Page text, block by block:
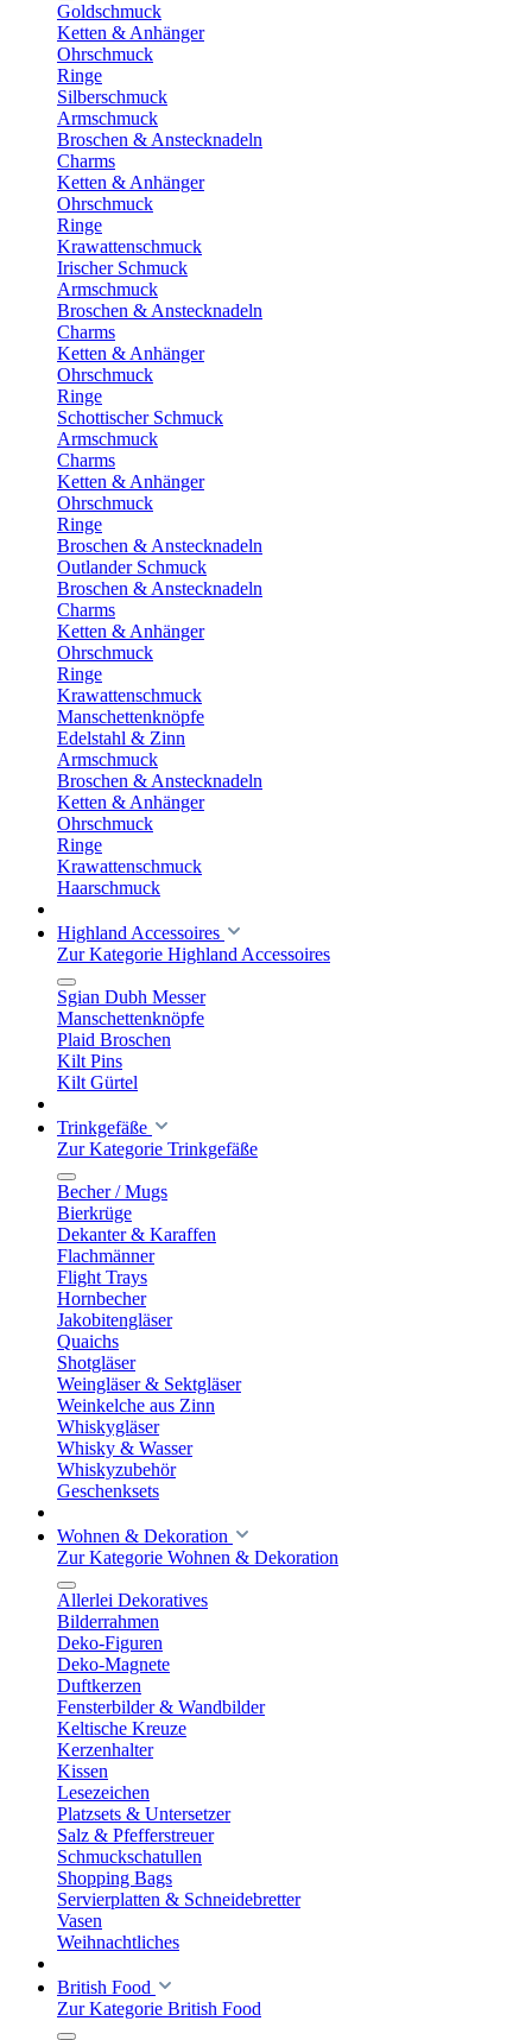
Goldschmuck
Ketten & Anhänger
Ohrschmuck
Ringe
Silberschmuck
Armschmuck
Broschen & Anstecknadeln
Charms
Ketten & Anhänger
Ohrschmuck
Ringe
Krawattenschmuck
Irischer Schmuck
Armschmuck
Broschen & Anstecknadeln
Charms
Ketten & Anhänger
Ohrschmuck
Ringe
Schottischer Schmuck
Armschmuck
Charms
Ketten & Anhänger
Ohrschmuck
Ringe
Broschen & Anstecknadeln
Outlander Schmuck
Broschen & Anstecknadeln
Charms
Ketten & Anhänger
Ohrschmuck
Ringe
Krawattenschmuck
Manschettenknöpfe
Edelstahl & Zinn
Armschmuck
Broschen & Anstecknadeln
Ketten & Anhänger
Ohrschmuck
Ringe
Krawattenschmuck
Haarschmuck
Highland Accessoires
Zur Kategorie Highland Accessoires
Sgian Dubh Messer
Manschettenknöpfe
Plaid Broschen
Kilt Pins
Kilt Gürtel
Trinkgefäße
Zur Kategorie Trinkgefäße
Becher / Mugs
Bierkrüge
Dekanter & Karaffen
Flachmänner
Flight Trays
Hornbecher
Jakobitengläser
Quaichs
Shotgläser
Weingläser & Sektgläser
Weinkelche aus Zinn
Whiskygläser
Whisky & Wasser
Whiskyzubehör
Geschenksets
Wohnen & Dekoration
Zur Kategorie Wohnen & Dekoration
Allerlei Dekoratives
Bilderrahmen
Deko-Figuren
Deko-Magnete
Duftkerzen
Fensterbilder & Wandbilder
Keltische Kreuze
Kerzenhalter
Kissen
Lesezeichen
Platzsets & Untersetzer
Salz & Pfefferstreuer
Schmuckschatullen
Shopping Bags
Servierplatten & Schneidebretter
Vasen
Weihnachtliches
British Food
Zur Kategorie British Food